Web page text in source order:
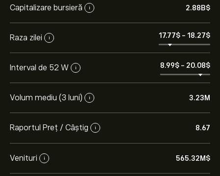
Capitalizare bursieră i 2.88B‎$‎
Raza zilei i 17.77‎$‎ - 18.27‎$‎
Interval de 52 W i 8.99‎$‎ - 20.08‎$‎
Volum mediu (3 luni) i 3.23M
Raportul Preț / Câștig i 8.67
Venituri i 565.32M‎$‎